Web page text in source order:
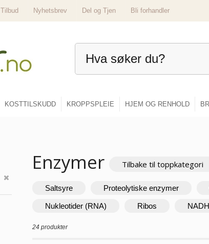
Tilbud Nyhetsbrev Del og Tjen
Bli forhandler
KOSTTILSKUDD KROPPSPLEIE HJEM OG RENHOLD
Enzymer Tilbake til toppkategori
Saltsyre Proteolytiske enzymer
Nukleotider (RNA) Ribos NADH
24 produkter